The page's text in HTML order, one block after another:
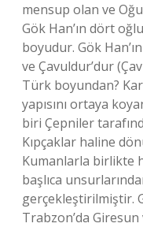
mensup olan ve
Gök Han’ın dört
boyudur. Gök
ve Çavuldur’dur
Türk boyundan?
yapısını ortaya
biri Çepniler
Kıpçaklar haline
Kumanlarla birlikte
başlıca
gerçekleştirilmiştir.
Trabzon’da